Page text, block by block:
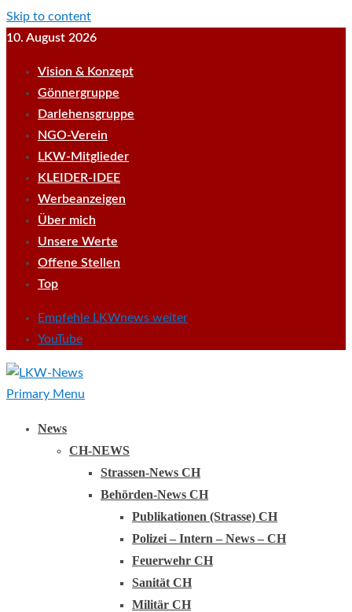
Skip to content
10. August 2026
Vision & Konzept
Gönnergruppe
Darlehensgruppe
NGO-Verein
LKW-Mitglieder
KLEIDER-IDEE
Werbeanzeigen
Über mich
Unsere Werte
Offene Stellen
Top
Empfehle LKWnews weiter
YouTube
Primary Menu
News
CH-NEWS
Strassen-News CH
Behörden-News CH
Publikationen (Strasse) CH
Polizei – Intern – News – CH
Feuerwehr CH
Sanität CH
Militär CH